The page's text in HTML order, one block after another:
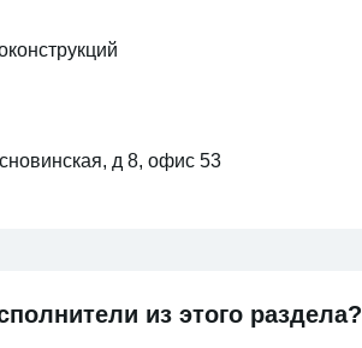
д 8, офис 53
из этого раздела?